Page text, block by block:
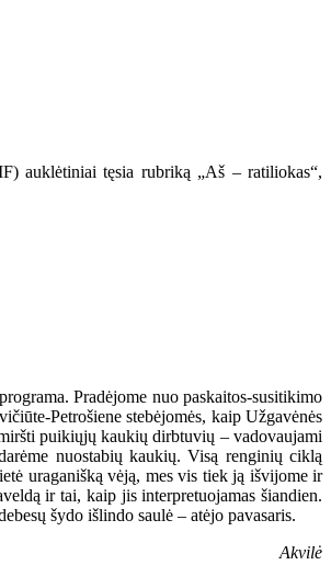
auklėtiniai tęsia rubriką „Aš – ratiliokas“,
Pradėjome nuo paskaitos-susitikimo
Petrošiene stebėjomės, kaip Užgavėnės
puikiųjų kaukių dirbtuvių – vadovaujami
nuostabių kaukių. Visą renginių ciklą
uraganišką vėją, mes vis tiek ją išvijome ir
ir tai, kaip jis interpretuojamas šiandien.
šydo išlindo saulė – atėjo pavasaris.
Akvilė